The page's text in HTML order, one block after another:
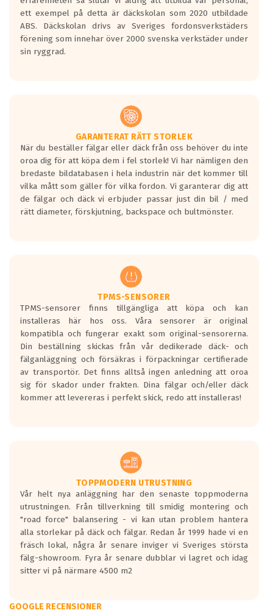
ett exempel på detta är däckskolan som 2020 utbildade
ABS. Däckskolan drivs av Sveriges fordonsverkstäders
förening som innehar över 2000 svenska verkstäder under
sin ryggrad.
GARANTERAT RÄTT STORLEK
När du beställer fälgar eller däck från oss behöver du inte
oroa dig för att köpa dem i fel storlek! Vi har nämligen den
bredaste bildatabasen i hela industrin när det kommer till
vilka mått som gäller för vilka fordon. Vi garanterar dig att
de fälgar och däck vi erbjuder passar just din bil / med
rätt diameter, förskjutning, backspace och bultmönster.
TPMS-SENSORER
TPMS-sensorer finns tillgängliga att köpa och kan
installeras här hos oss. Våra sensorer är original
kompatibla och fungerar exakt som original-sensorerna.
Din beställning skickas från vår dedikerade däck- och
fälganläggning och försäkras i förpackningar certifierade
av transportör. Det finns alltså ingen anledning att oroa
sig för skador under frakten. Dina fälgar och/eller däck
kommer att levereras i perfekt skick, redo att installeras!
TOPPMODERN UTRUSTNING
Vår helt nya anläggning har den senaste toppmoderna
utrustningen. Från tillverkning till smidig montering och
"road force" balansering - vi kan utan problem hantera
alla storlekar på däck och fälgar. Redan år 1999 hade vi en
fräsch lokal, några år senare inviger vi Sveriges största
fälg-showroom. Fyra år senare dubblar vi lagret och idag
sitter vi på närmare 4500 m2
GOOGLE RECENSIONER